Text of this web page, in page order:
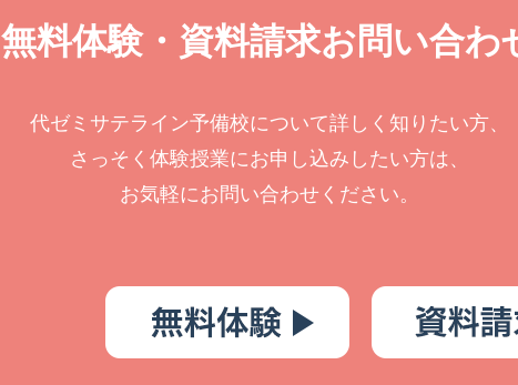
無料体験・資料請求お問い合わ
代ゼミサテライン予備校について詳しく知りたい方、
さっそく体験授業にお申し込みしたい方は、
お気軽にお問い合わせください。